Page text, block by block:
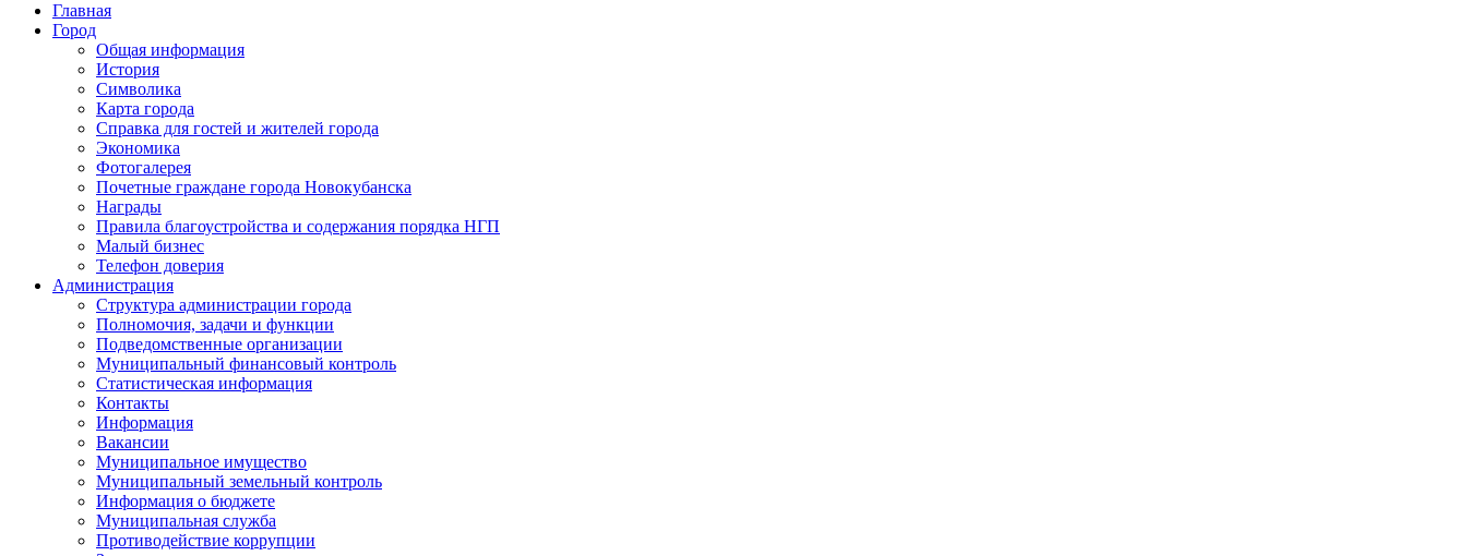
Главная
Город
Общая информация
История
Символика
Карта города
Справка для гостей и жителей города
Экономика
Фотогалерея
Почетные граждане города Новокубанска
Награды
Правила благоустройства и содержания порядка НГП
Малый бизнес
Телефон доверия
Администрация
Структура администрации города
Полномочия, задачи и функции
Подведомственные организации
Муниципальный финансовый контроль
Статистическая информация
Контакты
Информация
Вакансии
Муниципальное имущество
Муниципальный земельный контроль
Информация о бюджете
Муниципальная служба
Противодействие коррупции